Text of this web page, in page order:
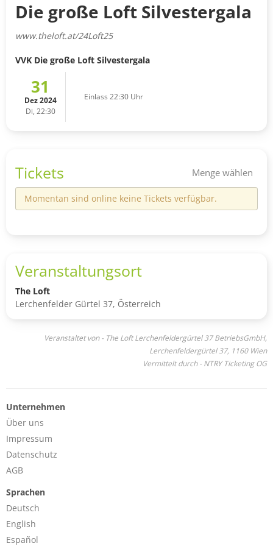
Die große Loft Silvestergala
www.theloft.at/24Loft25
VVK Die große Loft Silvestergala
31
Dez 2024
Di, 22:30
Einlass 22:30 Uhr
Tickets Menge wählen
Momentan sind online keine Tickets verfügbar.
Veranstaltungsort
The Loft
Lerchenfelder Gürtel 37, Österreich
Veranstaltet von - The Loft Lerchenfeldergürtel 37 BetriebsGmbH,
Lerchenfeldergürtel 37, 1160 Wien
Vermittelt durch - NTRY Ticketing OG
Unternehmen
Über uns
Impressum
Datenschutz
AGB
Sprachen
Deutsch
English
Español